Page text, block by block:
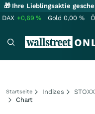
🎁 Ihre Lieblingsaktie
DAX +0,69% Gold 0,00 %
Startseite Indizes
Chart